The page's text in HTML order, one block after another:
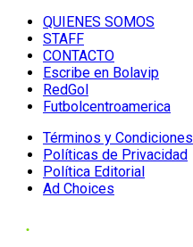
QUIENES SOMOS
STAFF
CONTACTO
Escribe en Bolavip
RedGol
Futbolcentroamerica
Términos y Condiciones
Políticas de Privacidad
Política Editorial
Ad Choices